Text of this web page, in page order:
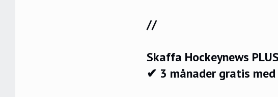
//
Skaffa Hockeynews
✔ 3 månader gratis med